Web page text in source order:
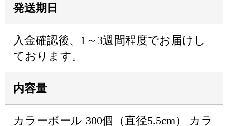
発送期日
入金確認後、1～3週間程度でお届けし
ております。
内容量
カラーボール 300個（直径5.5cm） カラ